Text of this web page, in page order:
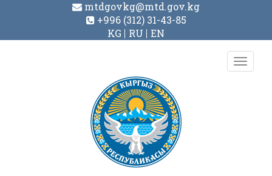
mtdgovkg@mtd.gov.kg
+996 (312) 31-43-85
KG
RU EN
Toggle